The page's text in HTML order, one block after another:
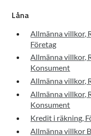
Låna
Allmänna villkor,
Företag
Allmänna villkor,
Konsument
Allmänna villkor,
Allmänna villkor,
Konsument
Kredit i räkning,
Allmänna villkor